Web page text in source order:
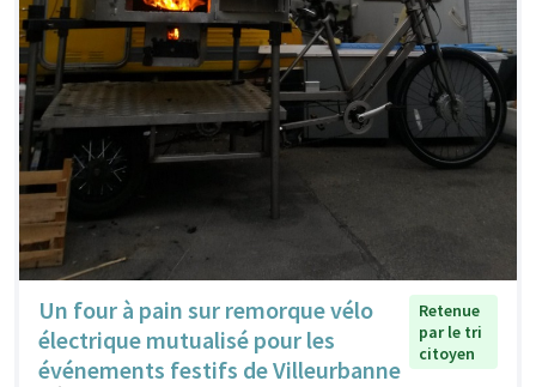
Un four à pain sur remorque vélo
électrique mutualisé pour les
événements festifs de Villeurbanne
Retenue
par le tri
citoyen